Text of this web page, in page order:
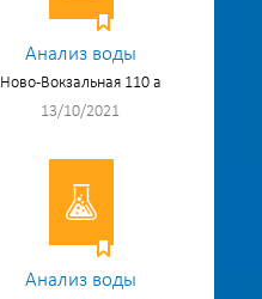
Анализ воды
Ново-Вокзальная 110 а
13/10/2021
Анализ воды